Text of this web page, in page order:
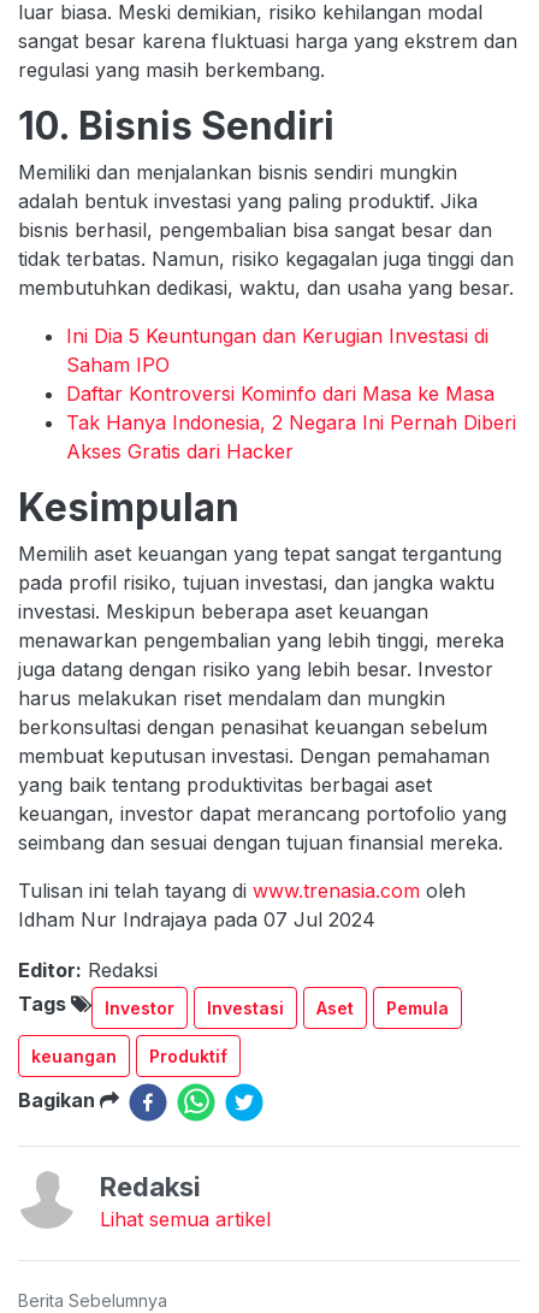
luar biasa. Meski demikian, risiko kehilangan modal
sangat besar karena fluktuasi harga yang ekstrem dan
regulasi yang masih berkembang.
10. Bisnis Sendiri
Memiliki dan menjalankan bisnis sendiri mungkin
adalah bentuk investasi yang paling produktif. Jika
bisnis berhasil, pengembalian bisa sangat besar dan
tidak terbatas. Namun, risiko kegagalan juga tinggi dan
membutuhkan dedikasi, waktu, dan usaha yang besar.
Ini Dia 5 Keuntungan dan Kerugian Investasi di
Saham IPO
Daftar Kontroversi Kominfo dari Masa ke Masa
Tak Hanya Indonesia, 2 Negara Ini Pernah Diberi
Akses Gratis dari Hacker
Kesimpulan
Memilih aset keuangan yang tepat sangat tergantung
pada profil risiko, tujuan investasi, dan jangka waktu
investasi. Meskipun beberapa aset keuangan
menawarkan pengembalian yang lebih tinggi, mereka
juga datang dengan risiko yang lebih besar. Investor
harus melakukan riset mendalam dan mungkin
berkonsultasi dengan penasihat keuangan sebelum
membuat keputusan investasi. Dengan pemahaman
yang baik tentang produktivitas berbagai aset
keuangan, investor dapat merancang portofolio yang
seimbang dan sesuai dengan tujuan finansial mereka.
Tulisan ini telah tayang di www.trenasia.com oleh
Idham Nur Indrajaya pada 07 Jul 2024
Editor: Redaksi
Tags
Investor Investasi Aset Pemula
keuangan Produktif
Bagikan
Redaksi
Lihat semua artikel
Berita Sebelumnya